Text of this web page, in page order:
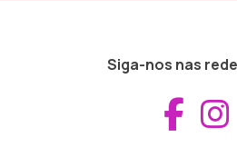
Siga-nos nas